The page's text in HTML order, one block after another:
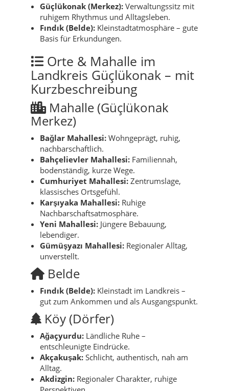
Güçlükonak (Merkez): Verwaltungssitz mit
ruhigem Rhythmus und Alltagsleben.
Fındık (Belde): Kleinstadtatmosphäre – gute
Basis für Erkundungen.
Orte & Mahalle im
Landkreis Güçlükonak – mit
Kurzbeschreibung
Mahalle (Güçlükonak
Merkez)
Bağlar Mahallesi: Wohngeprägt, ruhig,
nachbarschaftlich.
Bahçelievler Mahallesi: Familiennah,
bodenständig, kurze Wege.
Cumhuriyet Mahallesi: Zentrumslage,
klassisches Ortsgefühl.
Karşıyaka Mahallesi: Ruhige
Nachbarschaftsatmosphäre.
Yeni Mahallesi: Jüngere Bebauung,
lebendiger.
Gümüşyazı Mahallesi: Regionaler Alltag,
unverstellt.
Belde
Fındık (Belde): Kleinstadt im Landkreis –
gut zum Ankommen und als Ausgangspunkt.
Köy (Dörfer)
Ağaçyurdu: Ländliche Ruhe –
entschleunigte Eindrücke.
Akçakuşak: Schlicht, authentisch, nah am
Alltag.
Akdizgin: Regionaler Charakter, ruhige